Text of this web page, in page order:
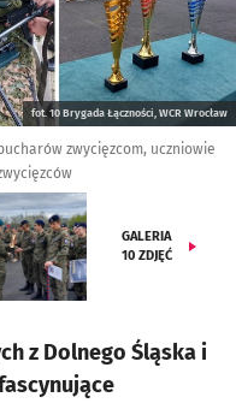
fot. 10 Brygada Łączności, WCR Wrocław
zwycięzcom, uczniowie
GALERIA
10 ZDJĘĆ
z Dolnego Śląska i